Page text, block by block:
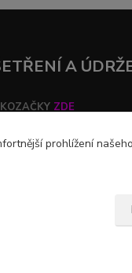
A
KOZAČKY ZDE
prohlížení